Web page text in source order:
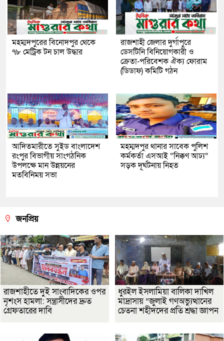
মহম্মদপুরের বিনোদপুর থেকে
৭৮ মেট্রিক টন চাল উদ্ধার
রাজশাহী জেলার দুর্গাপুরে
ডেসটিনি বিনিয়োগকারী ও
ক্রেতা-পরিবেশক ঐক্য ফোরাম
(ডিডাফ) কমিটি গঠন
আদিতমারীতে সুইড বাংলাদেশ
রংপুর বিভাগীয় সাংগঠনিক
উপলক্ষে মান উন্নয়নের
মতবিনিময় সভা
মহম্মদপুর থানার সাবেক পুলিশ
কর্মকর্তা এসআই “নিক্কণ আঢ্য”
সড়ক দূর্ঘটনায় নিহত
জনপ্রিয়
রাজশাহীতে দুই সাংবাদিকের ওপর
নৃশংস হামলা: সন্ত্রাসীদের দ্রুত
গ্রেফতারের দাবি
ধুরইল ইসলামিয়া বালিকা দাখিল
মাদ্রাসায় “জুলাই গণঅভ্যুত্থানের
চেতনা শহীদদের প্রতি শ্রদ্ধা জ্ঞাপন